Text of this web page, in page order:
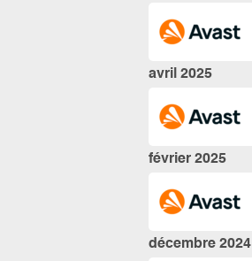
avril 2025
février 2025
décembre 2024